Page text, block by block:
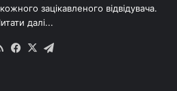
зацікавленого відвідувача.
далі...
RSS Facebook
X